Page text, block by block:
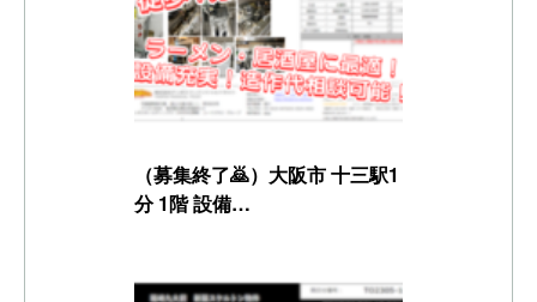
（募集終了🙇）大阪市 十三駅1
分 1階 設備…